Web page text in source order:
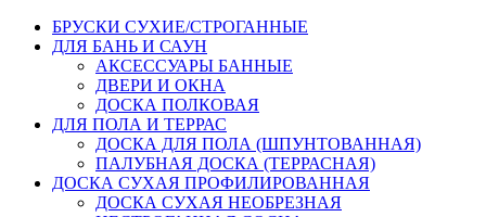
БРУСКИ СУХИЕ/СТРОГАННЫЕ
ДЛЯ БАНЬ И САУН
АКСЕССУАРЫ БАННЫЕ
ДВЕРИ И ОКНА
ДОСКА ПОЛКОВАЯ
ДЛЯ ПОЛА И ТЕРРАС
ДОСКА ДЛЯ ПОЛА (ШПУНТОВАННАЯ)
ПАЛУБНАЯ ДОСКА (ТЕРРАСНАЯ)
ДОСКА СУХАЯ ПРОФИЛИРОВАННАЯ
ДОСКА СУХАЯ НЕОБРЕЗНАЯ